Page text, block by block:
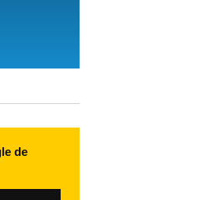
de